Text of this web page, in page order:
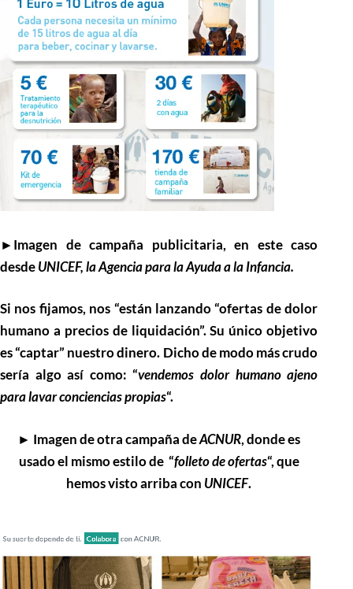
►Imagen de campaña publicitaria, en este caso
desdeUNICEF, la Agencia para la Ayuda a la Infancia.
Si nos fijamos, nos “están lanzando “ofertas de dolor
humano a precios de liquidación”.Su único objetivo
es “captar” nuestro dinero. Dicho de modo más crudo
sería algo así como: “vendemos dolor humano ajeno
para lavar conciencias propias“.
► Imagen de otra campaña deACNUR, donde es
usado el mismo estilo de “folleto de ofertas“, que
hemos visto arriba con UNICEF.